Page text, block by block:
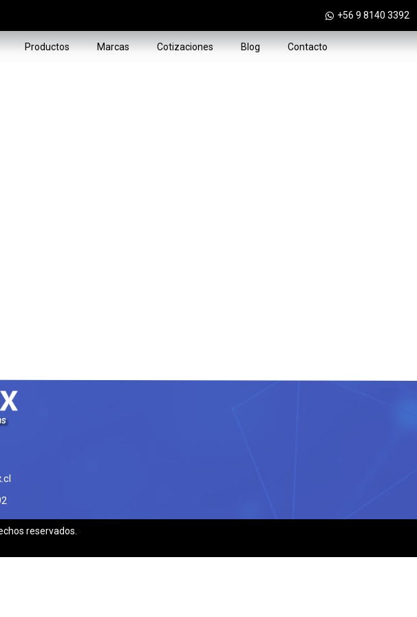
+56 9 8140 3392
Productos Marcas Cotizaciones Blog Contacto
reservados.